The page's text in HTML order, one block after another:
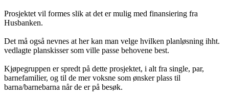
Prosjektet vil formes slik at det er mulig med finansiering fra
Husbanken.
Det må også nevnes at her kan man velge hvilken planløsning ihht.
vedlagte planskisser som ville passe behovene best.
Kjøpegruppen er spredt på dette prosjektet, i alt fra single, par,
barnefamilier, og til de mer voksne som ønsker plass til
barna/barnebarna når de er på besøk.